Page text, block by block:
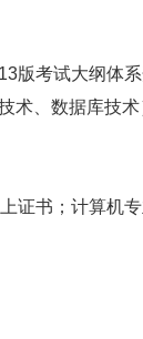
考试大纲体
术、数据库技
证书；计算机